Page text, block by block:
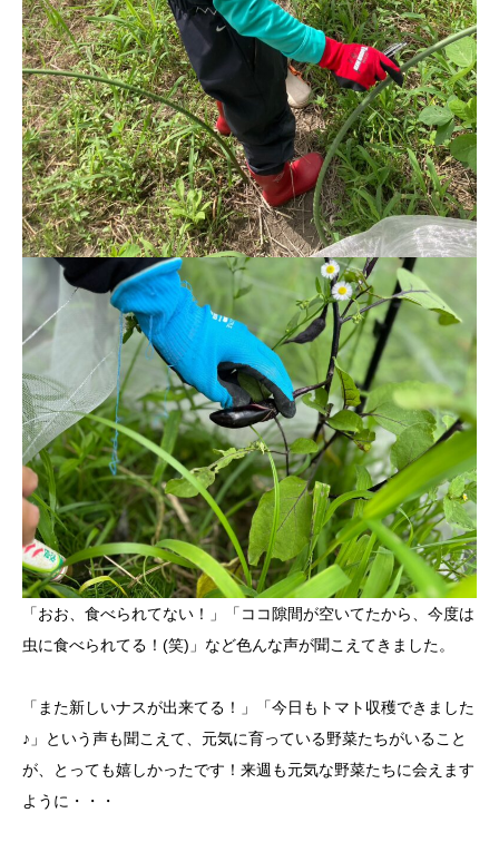
「おお、食べられてない！」「ココ隙間が空いてたから、今度は
虫に食べられてる！(笑)」など色んな声が聞こえてきました。
「また新しいナスが出来てる！」「今日もトマト収穫できました
♪」という声も聞こえて、元気に育っている野菜たちがいること
が、とっても嬉しかったです！来週も元気な野菜たちに会えます
ように・・・